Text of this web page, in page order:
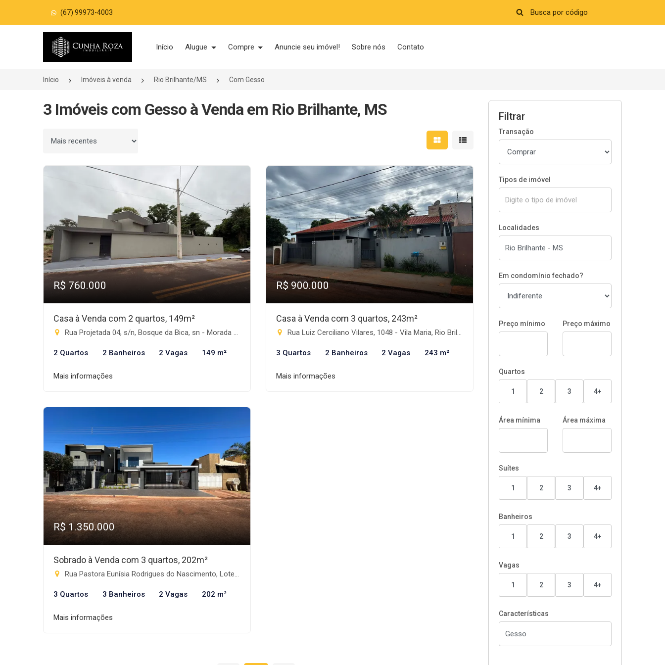
(67) 99973-4003
Página inicial
Início Alugue Compre Anuncie seu imóvel! Sobre nós Contato
Início Imóveis à venda Rio Brilhante/MS Com Gesso
3 Imóveis com Gesso à Venda em Rio Brilhante, MS
Ordenar por Mostrar resultados em grade
Mostrar resultados em lista
R$ 760.000
Casa à Venda com 2 quartos, 149m²
Rua Projetada 04, s/n, Bosque da Bica, sn - Morada do Sol, Rio Brilhante-MS
2 Quartos 2 Banheiros 2 Vagas 149 m²
Mais informações
R$ 900.000
Casa à Venda com 3 quartos, 243m²
Rua Luiz Cerciliano Vilares, 1048 - Vila Maria, Rio Brilhante-MS
3 Quartos 2 Banheiros 2 Vagas 243 m²
Mais informações
R$ 1.350.000
Sobrado à Venda com 3 quartos, 202m²
Rua Pastora Eunísia Rodrigues do Nascimento, Lote 03 - Progresso, Rio Brilhante-MS
3 Quartos 3 Banheiros 2 Vagas 202 m²
Mais informações
Filtrar
Transação
Tipos de imóvel
Localidades
Em condomínio fechado?
Preço mínimo Preço máximo
Quartos
1 2 3 4+
Área mínima Área máxima
Suítes
1 2 3 4+
Banheiros
1 2 3 4+
Vagas
1 2 3 4+
Características